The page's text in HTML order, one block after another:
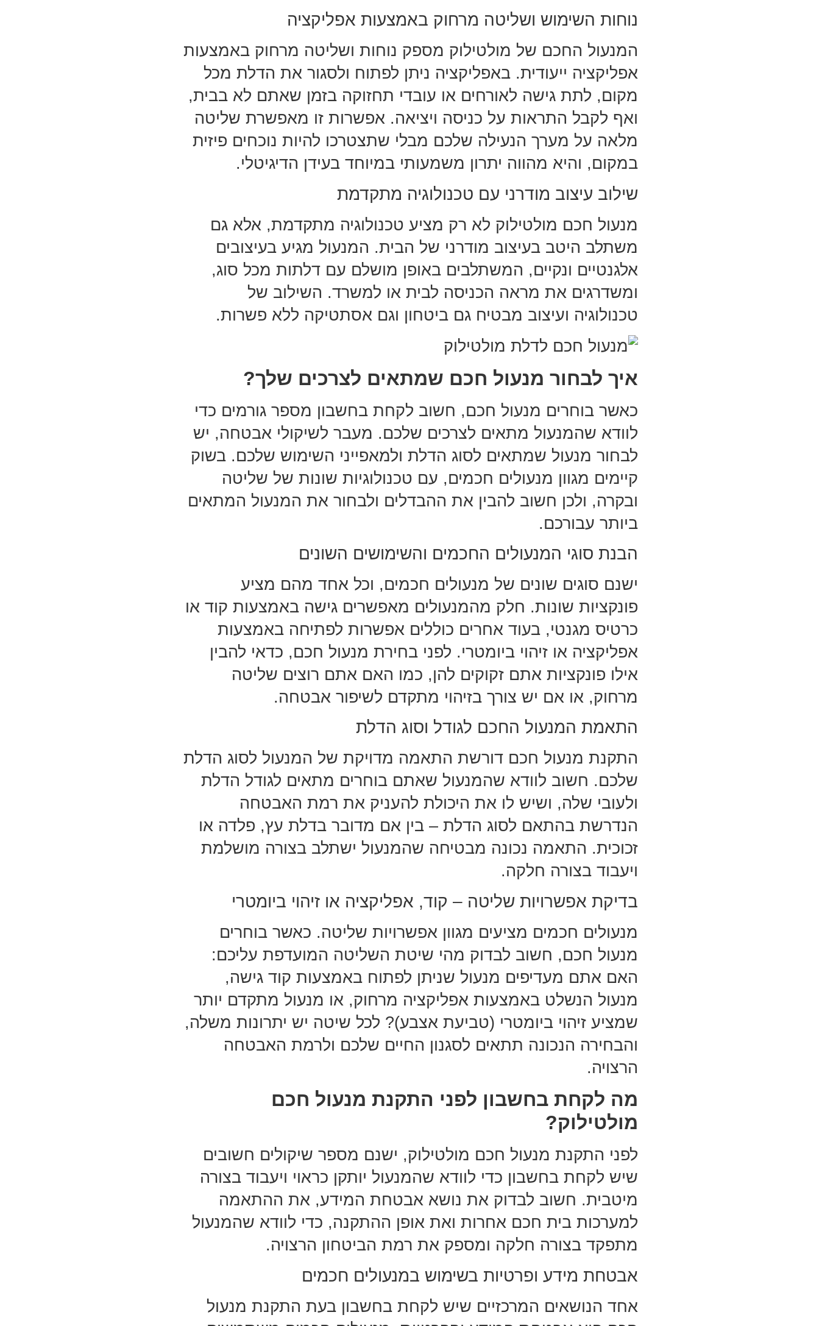
נוחות השימוש ושליטה מרחוק באמצעות אפליקציה
המנעול החכם של מולטילוק מספק נוחות ושליטה מרחוק באמצעות
אפליקציה ייעודית. באפליקציה ניתן לפתוח ולסגור את הדלת מכל
מקום, לתת גישה לאורחים או עובדי תחזוקה בזמן שאתם לא בבית,
ואף לקבל התראות על כניסה ויציאה. אפשרות זו מאפשרת שליטה
מלאה על מערך הנעילה שלכם מבלי שתצטרכו להיות נוכחים פיזית
במקום, והיא מהווה יתרון משמעותי במיוחד בעידן הדיגיטלי.
שילוב עיצוב מודרני עם טכנולוגיה מתקדמת
מנעול חכם מולטילוק לא רק מציע טכנולוגיה מתקדמת, אלא גם
משתלב היטב בעיצוב מודרני של הבית. המנעול מגיע בעיצובים
אלגנטיים ונקיים, המשתלבים באופן מושלם עם דלתות מכל סוג,
ומשדרגים את מראה הכניסה לבית או למשרד. השילוב של
טכנולוגיה ועיצוב מבטיח גם ביטחון וגם אסתטיקה ללא פשרות.
איך לבחור מנעול חכם שמתאים לצרכים שלך?
כאשר בוחרים מנעול חכם, חשוב לקחת בחשבון מספר גורמים כדי
לוודא שהמנעול מתאים לצרכים שלכם. מעבר לשיקולי אבטחה, יש
לבחור מנעול שמתאים לסוג הדלת ולמאפייני השימוש שלכם. בשוק
קיימים מגוון מנעולים חכמים, עם טכנולוגיות שונות של שליטה
ובקרה, ולכן חשוב להבין את ההבדלים ולבחור את המנעול המתאים
ביותר עבורכם.
הבנת סוגי המנעולים החכמים והשימושים השונים
ישנם סוגים שונים של מנעולים חכמים, וכל אחד מהם מציע
פונקציות שונות. חלק מהמנעולים מאפשרים גישה באמצעות קוד או
כרטיס מגנטי, בעוד אחרים כוללים אפשרות לפתיחה באמצעות
אפליקציה או זיהוי ביומטרי. לפני בחירת מנעול חכם, כדאי להבין
אילו פונקציות אתם זקוקים להן, כמו האם אתם רוצים שליטה
מרחוק, או אם יש צורך בזיהוי מתקדם לשיפור אבטחה.
התאמת המנעול החכם לגודל וסוג הדלת
התקנת מנעול חכם דורשת התאמה מדויקת של המנעול לסוג הדלת
שלכם. חשוב לוודא שהמנעול שאתם בוחרים מתאים לגודל הדלת
ולעובי שלה, ושיש לו את היכולת להעניק את רמת האבטחה
הנדרשת בהתאם לסוג הדלת – בין אם מדובר בדלת עץ, פלדה או
זכוכית. התאמה נכונה מבטיחה שהמנעול ישתלב בצורה מושלמת
ויעבוד בצורה חלקה.
בדיקת אפשרויות שליטה – קוד, אפליקציה או זיהוי ביומטרי
מנעולים חכמים מציעים מגוון אפשרויות שליטה. כאשר בוחרים
מנעול חכם, חשוב לבדוק מהי שיטת השליטה המועדפת עליכם:
האם אתם מעדיפים מנעול שניתן לפתוח באמצעות קוד גישה,
מנעול הנשלט באמצעות אפליקציה מרחוק, או מנעול מתקדם יותר
שמציע זיהוי ביומטרי (טביעת אצבע)? לכל שיטה יש יתרונות משלה,
והבחירה הנכונה תתאים לסגנון החיים שלכם ולרמת האבטחה
הרצויה.
מה לקחת בחשבון לפני התקנת מנעול חכם
מולטילוק?
לפני התקנת מנעול חכם מולטילוק, ישנם מספר שיקולים חשובים
שיש לקחת בחשבון כדי לוודא שהמנעול יותקן כראוי ויעבוד בצורה
מיטבית. חשוב לבדוק את נושא אבטחת המידע, את ההתאמה
למערכות בית חכם אחרות ואת אופן ההתקנה, כדי לוודא שהמנעול
מתפקד בצורה חלקה ומספק את רמת הביטחון הרצויה.
אבטחת מידע ופרטיות בשימוש במנעולים חכמים
אחד הנושאים המרכזיים שיש לקחת בחשבון בעת התקנת מנעול